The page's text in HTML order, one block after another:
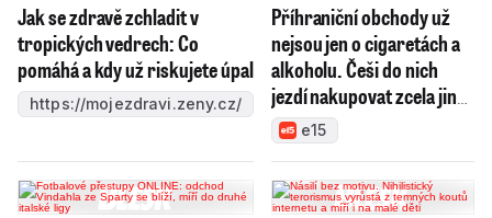
Jak se zdravě zchladit v
tropických vedrech: Co
pomáhá a kdy už riskujete úpal
https://mojezdravi.zeny.cz/
Příhraniční obchody už
nejsou jen o cigaretách a
alkoholu. Češi do nich
jezdí nakupovat zcela jiné
zbožíe15